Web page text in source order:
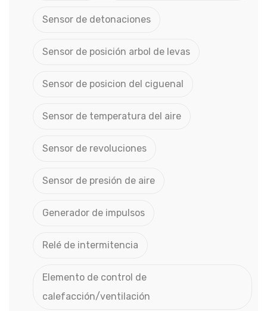
Sensor de detonaciones
Sensor de posición arbol de levas
Sensor de posicion del ciguenal
Sensor de temperatura del aire
Sensor de revoluciones
Sensor de presión de aire
Generador de impulsos
Relé de intermitencia
Elemento de control de
calefacción/ventilación